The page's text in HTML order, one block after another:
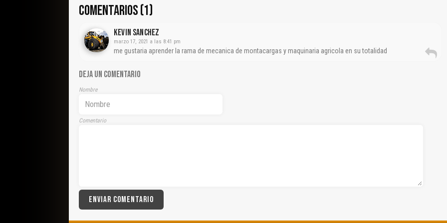
COMENTARIOS (1)
Kevin Sanchez
marzo 17, 2021 a las 8:41 pm
me gustaria aprender la rama de mecanica de montacargas y maquinaria agricola en su totalidad
DEJA UN COMENTARIO
Nombre
Comentario